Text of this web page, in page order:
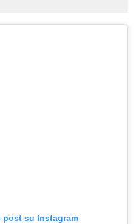
post su Instagram